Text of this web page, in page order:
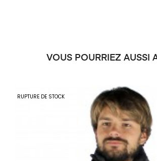
VOUS POURRIEZ AUSSI
RUPTURE DE STOCK